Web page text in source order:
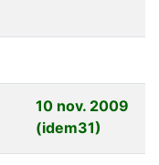
10 nov. 2009
(idem31)